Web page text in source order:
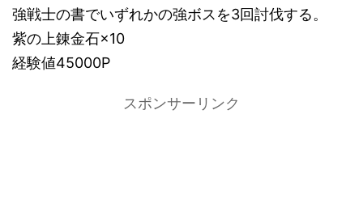
強戦士の書でいずれかの強ボスを3回討伐する。
紫の上錬金石×10
経験値45000P
スポンサーリンク